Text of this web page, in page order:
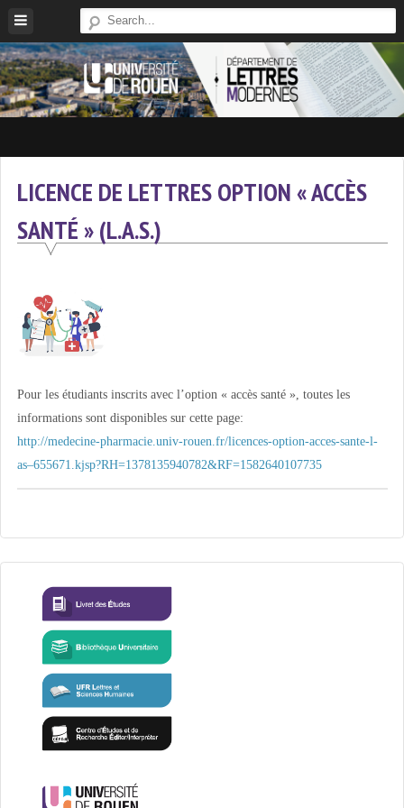
content
LICENCE DE LETTRES OPTION « ACCÈS
SANTÉ » (L.A.S.)
Pour les étudiants inscrits avec l’option « accès santé », toutes les
informations sont disponibles sur cette page:
http://medecine-pharmacie.univ-rouen.fr/licences-option-acces-sante-l-
as–655671.kjsp?RH=1378135940782&RF=1582640107735